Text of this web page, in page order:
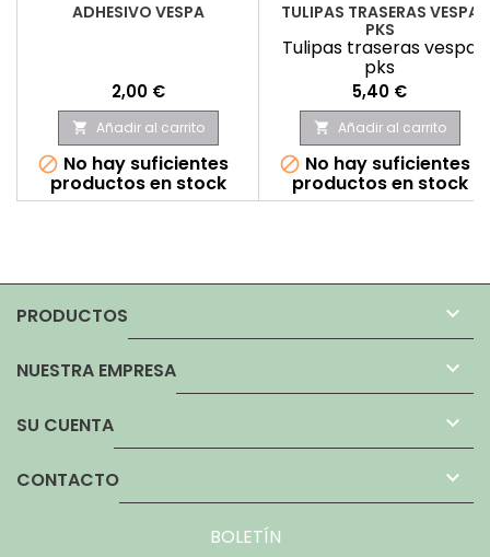
ADHESIVO VESPA
Precio
2,00 €
 Añadir al carrito
 No hay suficientes
productos en stock
TULIPAS TRASERAS VESPA
PKS
Tulipas traseras vespa
pks
Precio
5,40 €
 Añadir al carrito
 No hay suficientes
productos en stock
PRODUCTOS 
NUESTRA EMPRESA 
SU CUENTA 
CONTACTO 
BOLETÍN